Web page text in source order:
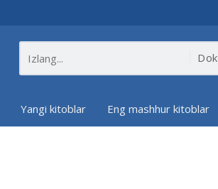
Yangi kitoblar Eng mashhur kitoblar